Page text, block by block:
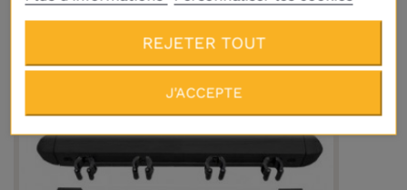
REJETER TOUT
J'ACCEPTE